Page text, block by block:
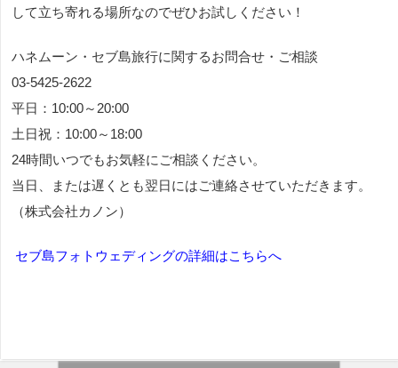
して立ち寄れる場所なのでぜひお試しください！
ハネムーン・セブ島旅行に関するお問合せ・ご相談
03-5425-2622
平日：10:00～20:00
土日祝：10:00～18:00
24時間いつでもお気軽にご相談ください。
当日、または遅くとも翌日にはご連絡させていただきます。
（株式会社カノン）
セブ島フォトウェディングの詳細はこちらへ